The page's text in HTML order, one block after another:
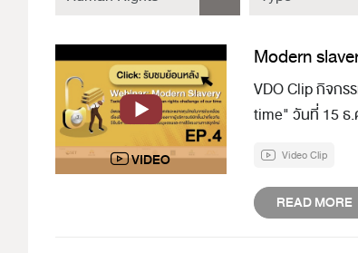
Modern
VDO Clip กิจกร
time" วันที่ 15 ธ
Video Clip
READ MORE